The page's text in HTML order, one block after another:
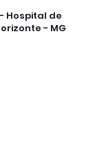
Hospital de
- MG